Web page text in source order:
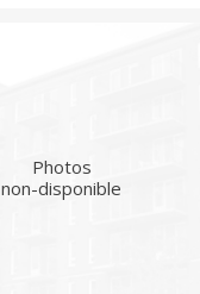
Photos
non-disponible